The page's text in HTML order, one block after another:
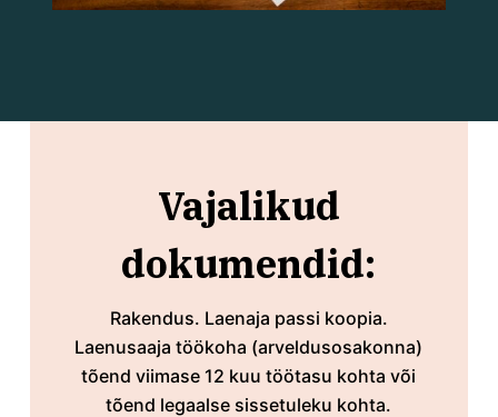
Vajalikud
dokumendid:
Rakendus. Laenaja passi koopia.
Laenusaaja töökoha (arveldusosakonna)
tõend viimase 12 kuu töötasu kohta või
tõend legaalse sissetuleku kohta.